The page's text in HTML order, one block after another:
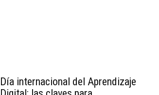
Día internacional del Aprendizaje